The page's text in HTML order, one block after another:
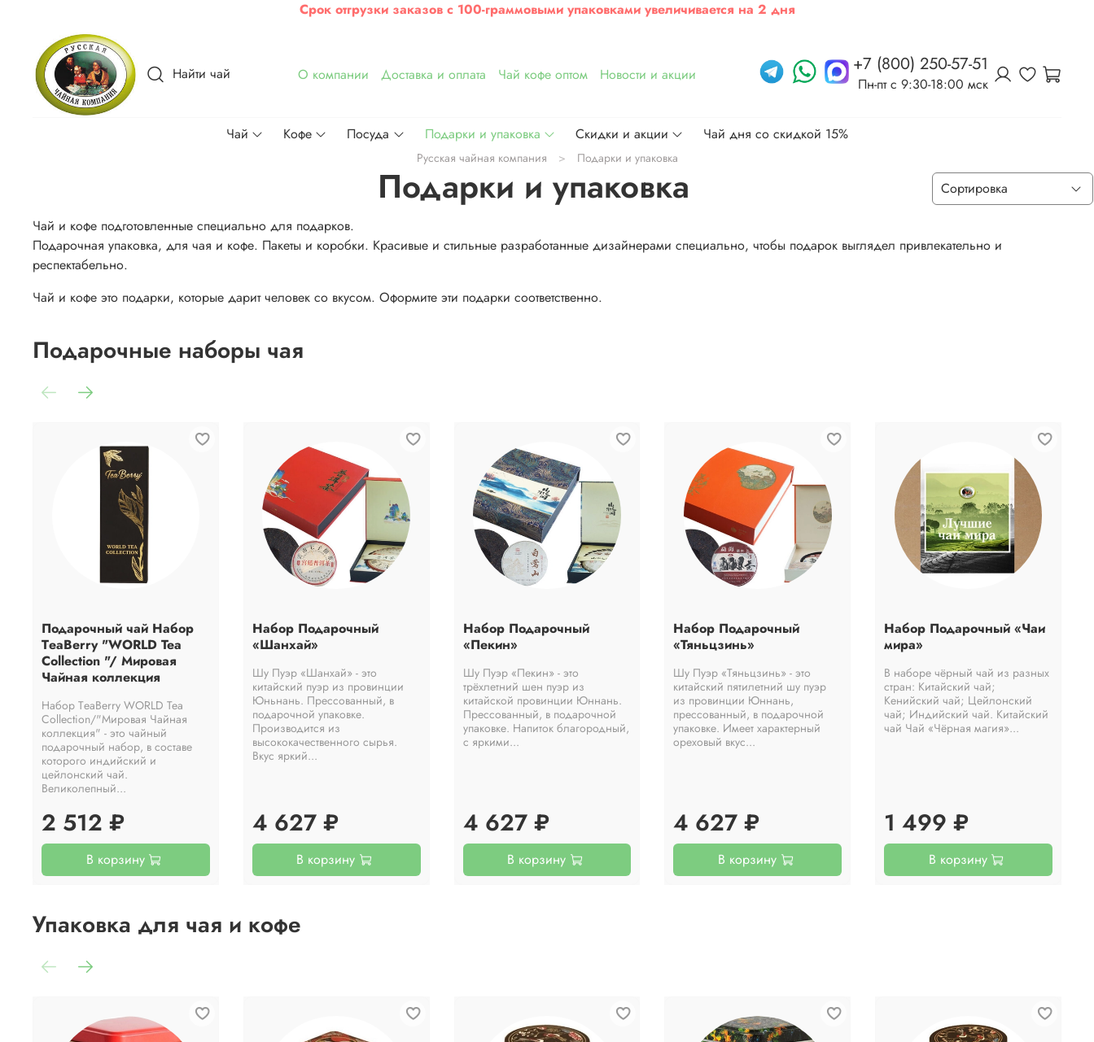
Срок отгрузки заказов с 100-граммовыми упаковками увеличивается на 2 дня
Найти чай О компании Доставка и оплата Чай кофе оптом Новости и акции +7 (800) 250-57-51
Пн-пт c 9:30-18:00 мск
Чай Кофе Посуда Подарки и упаковка Скидки и акции Чай дня со скидкой 15%
Русская чайная компания Подарки и упаковка
Подарки и упаковка
Чай и кофе подготовленные специально для подарков.
Подарочная упаковка, для чая и кофе. Пакеты и коробки. Красивые и стильные разработанные дизайнерами специально, чтобы подарок выглядел привлекательно и
респектабельно.
Чай и кофе это подарки, которые дарит человек со вкусом. Оформите эти подарки соответственно.
Подарочные наборы чая
Подарочный чай Набор
ТeaBerry "WORLD Tea
Collection "/ Мировая
Чайная коллекция
Набор ТeaBerry WORLD Tea
Collection/"Мировая Чайная
коллекция" - это чайный
подарочный набор, в составе
которого индийский и
цейлонский чай.
Великолепный...
2 512 ₽
В корзину
Набор Подарочный
«Шанхай»
Шу Пуэр «Шанхай» - это
китайский пуэр из провинции
Юньнань. Прессованный, в
подарочной упаковке.
Производится из
высококачественного сырья.
Вкус яркий...
4 627 ₽
В корзину
Набор Подарочный
«Пекин»
Шу Пуэр «Пекин» - это
трёхлетний шен пуэр из
китайской провинции Юннань.
Прессованный, в подарочной
упаковке. Напиток благородный,
с яркими...
4 627 ₽
В корзину
Набор Подарочный
«Тяньцзинь»
Шу Пуэр «Тяньцзинь» - это
китайский пятилетний шу пуэр
из провинции Юннань,
прессованный, в подарочной
упаковке. Имеет характерный
ореховый вкус...
4 627 ₽
В корзину
Набор Подарочный «Чаи
мира»
В наборе чёрный чай из разных
стран: Китайский чай;
Кенийский чай; Цейлонский
чай; Индийский чай. Китайский
чай Чай «Чёрная магия»...
1 499 ₽
В корзину
Упаковка для чая и кофе